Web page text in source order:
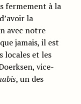
fermement à la
la
avec notre
jamais, il est
locales et les
vice-
, un des